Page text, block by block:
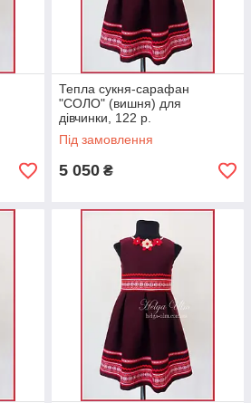
Тепла сукня-сарафан
"СОЛО" (вишня) для
дівчинки, 122 р.
Під замовлення
5 050 ₴